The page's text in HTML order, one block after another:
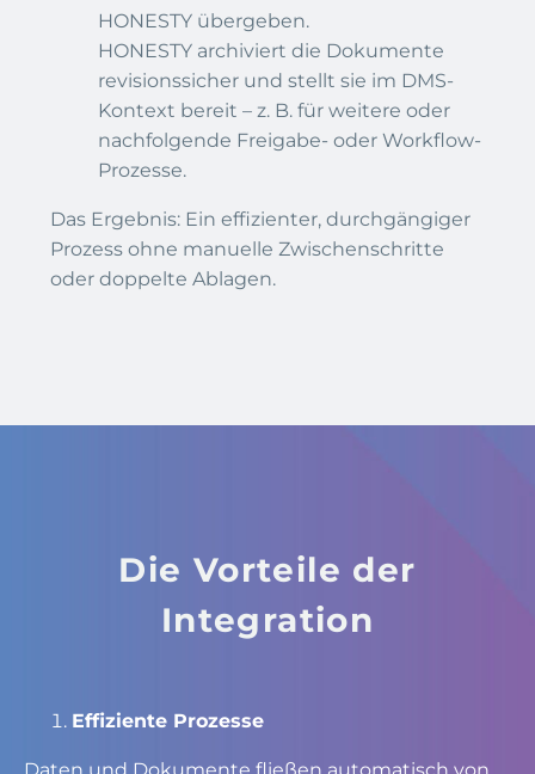
HONESTY übergeben.
HONESTY archiviert die Dokumente
revisionssicher und stellt sie im DMS-
Kontext bereit – z. B. für weitere oder
nachfolgende Freigabe- oder Workflow-
Prozesse.
Das Ergebnis: Ein effizienter, durchgängiger
Prozess ohne manuelle Zwischenschritte
oder doppelte Ablagen.
Die Vorteile der
Integration
Effiziente Prozesse